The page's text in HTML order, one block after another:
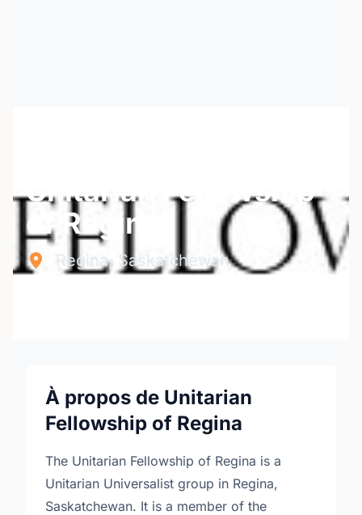
Unitarian Fellowship
of Regina
Regina, Saskatchewan
À propos de Unitarian
Fellowship of Regina
The Unitarian Fellowship of Regina is a
Unitarian Universalist group in Regina,
Saskatchewan. It is a member of the